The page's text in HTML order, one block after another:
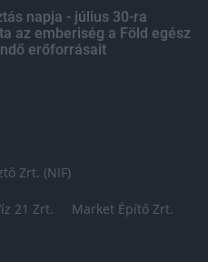
napja - július 30-ra
az emberiség a Föld egész
erőforrásait
Zrt. (NIF)
21 Zrt. Market Építő Zrt.